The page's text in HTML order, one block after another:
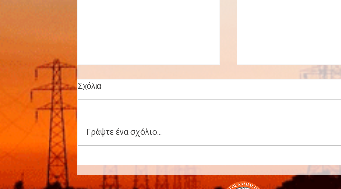
Ο ΠΑ.Σ.Α.Σ./ΔΕΗ πάει
καλοκαιρινών διακοπών τα
Γραφεία του Συλλόγου μας θα
έκτακτες περιπτώσεις να
διαμαρτυρίας στον ΑΗΣ
Πτολεμαϊδας
Σχόλια
Γράψτε ένα σχόλιο...